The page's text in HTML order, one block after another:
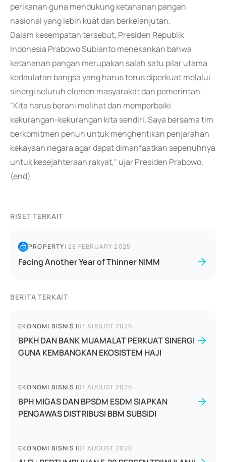
perikanan guna mendukung ketahanan pangan
nasional yang lebih kuat dan berkelanjutan.
Dalam kesempatan tersebut, Presiden Republik
Indonesia Prabowo Subianto menekankan bahwa
ketahanan pangan merupakan salah satu pilar utama
kedaulatan bangsa yang harus terus diperkuat melalui
sinergi seluruh elemen masyarakat dan pemerintah.
"Kita harus berani melihat dan memperbaiki
kekurangan-kekurangan kita sendiri. Saya bersama tim
berkomitmen penuh untuk menghentikan penjarahan
kekayaan negara agar dapat dimanfaatkan sepenuhnya
untuk kesejahteraan rakyat," ujar Presiden Prabowo.
(end)
RISET TERKAIT
PROPERTY|28 FEBRUARY 2025
Facing Another Year of Thinner NIMM
BERITA TERKAIT
EKONOMI BISNIS |07 AUGUST 2026
BPKH DAN BANK MUAMALAT PERKUAT SINERGI
GUNA KEMBANGKAN EKOSISTEM HAJI
EKONOMI BISNIS |07 AUGUST 2026
BPH MIGAS DAN BPSDM ESDM SIAPKAN
PENGAWAS DISTRIBUSI BBM SUBSIDI
EKONOMI BISNIS |07 AUGUST 2026